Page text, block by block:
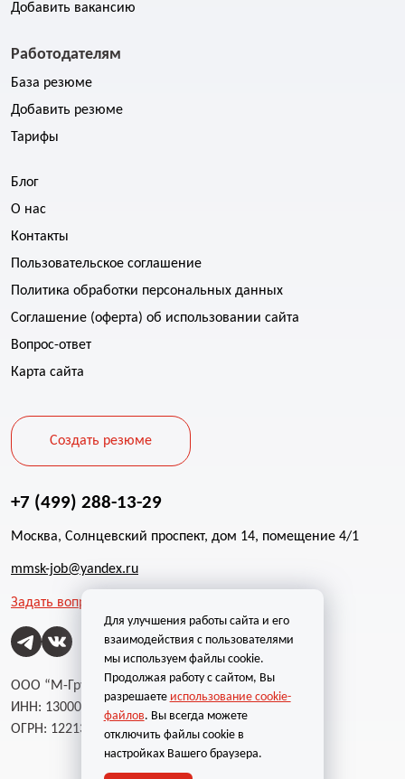
Добавить вакансию
Работодателям
База резюме
Добавить резюме
Тарифы
Блог
О нас
Контакты
Пользовательское соглашение
Политика обработки персональных данных
Соглашение (оферта) об использовании сайта
Вопрос-ответ
Карта сайта
Создать резюме
+7 (499) 288-13-29
Москва, Солнцевский проспект, дом 14, помещение 4/1
mmsk-job@yandex.ru
Задать вопрос
ООО “М-Групп”
ИНН: 1300002787
ОГРН: 1221300004232
Для улучшения работы сайта и его
взаимодействия с пользователями
мы используем файлы cookie.
Продолжая работу с сайтом, Вы
разрешаете использование cookie-
файлов. Вы всегда можете
отключить файлы cookie в
настройках Вашего браузера.